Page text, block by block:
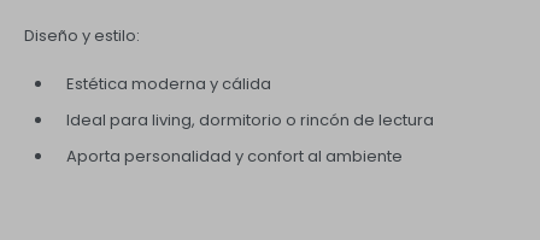
Diseño y estilo:
Estética moderna y cálida
Ideal para living, dormitorio o rincón de lectura
Aporta personalidad y confort al ambiente